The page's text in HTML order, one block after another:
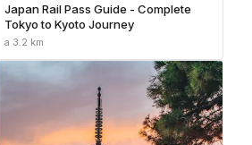
Japan Rail Pass Guide - Complete
Tokyo to Kyoto Journey
a 3.2 km